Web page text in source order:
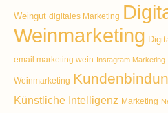
Weingut digitales Marketing
Weinmarketing
email marketing wein Instagram Marketing
Weinmarketing
Künstliche Intelligenz Marketing